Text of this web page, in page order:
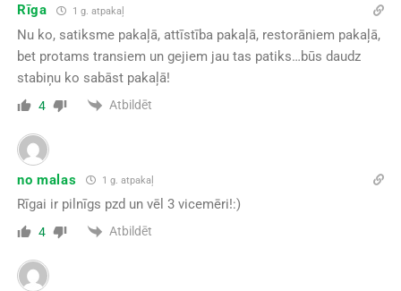
Rīga 1 g. atpakaļ
Nu ko, satiksme pakaļā, attīstība pakaļā, restorāniem pakaļā,
bet protams transiem un gejiem jau tas patiks…būs daudz
stabiņu ko sabāst pakaļā!
4 Atbildēt
no malas 1 g. atpakaļ
Rīgai ir pilnīgs pzd un vēl 3 vicemēri!:)
4 Atbildēt